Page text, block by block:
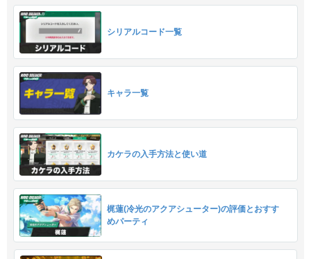
シリアルコード一覧
キャラ一覧
カケラの入手方法と使い道
梶蓮(冷光のアクアシューター)の評価とおすす
めパーティ